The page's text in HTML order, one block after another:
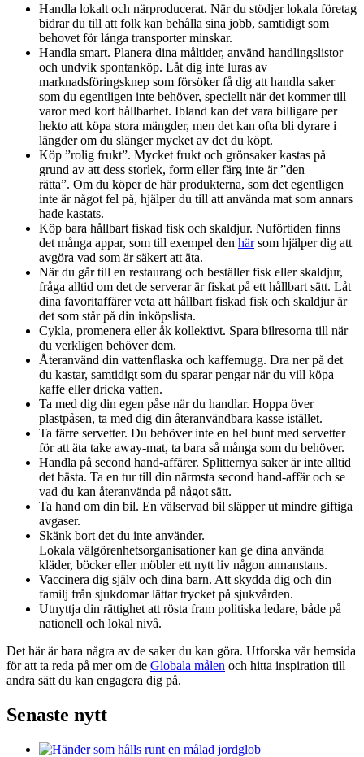
Handla lokalt och närproducerat. När du stödjer lokala företag
bidrar du till att folk kan behålla sina jobb, samtidigt som
behovet för långa transporter minskar.
Handla smart. Planera dina måltider, använd handlingslistor
och undvik spontanköp. Låt dig inte luras av
marknadsföringsknep som försöker få dig att handla saker
som du egentligen inte behöver, speciellt när det kommer till
varor med kort hållbarhet. Ibland kan det vara billigare per
hekto att köpa stora mängder, men det kan ofta bli dyrare i
längder om du slänger mycket av det du köpt.
Köp ”rolig frukt”. Mycket frukt och grönsaker kastas på
grund av att dess storlek, form eller färg inte är ”den
rätta”. Om du köper de här produkterna, som det egentligen
inte är något fel på, hjälper du till att använda mat som annars
hade kastats.
Köp bara hållbart fiskad fisk och skaldjur. Nuförtiden finns
det många appar, som till exempel den härsom hjälper dig att
avgöra vad som är säkert att äta.
När du går till en restaurang och beställer fisk eller skaldjur,
fråga alltid om det de serverar är fiskat på ett hållbart sätt. Låt
dina favoritaffärer veta att hållbart fiskad fisk och skaldjur är
det som står på din inköpslista.
Cykla, promenera eller åk kollektivt. Spara bilresorna till när
du verkligen behöver dem.
Återanvänd din vattenflaska och kaffemugg. Dra ner på det
du kastar, samtidigt som du sparar pengar när du vill köpa
kaffe eller dricka vatten.
Ta med dig din egen påse när du handlar. Hoppa över
plastpåsen, ta med dig din återanvändbara kasse istället.
Ta färre servetter. Du behöver inte en hel bunt med servetter
för att äta take away-mat, ta bara så många som du behöver.
Handla på second hand-affärer. Splitternya saker är inte alltid
det bästa. Ta en tur till din närmsta second hand-affär och se
vad du kan återanvända på något sätt.
Ta hand om din bil. En välservad bil släpper ut mindre giftiga
avgaser.
Skänk bort det du inte använder.
Lokala välgörenhetsorganisationer kan ge dina använda
kläder, böcker eller möbler ett nytt liv någon annanstans.
Vaccinera dig själv och dina barn. Att skydda dig och din
familj från sjukdomar lättar trycket på sjukvården.
Utnyttja din rättighet att rösta fram politiska ledare, både på
nationell och lokal nivå.
Det här är bara några av de saker du kan göra. Utforska vår hemsida
för att ta reda på mer om de Globala målen och hitta inspiration till
andra sätt du kan engagera dig på.
Senaste nytt